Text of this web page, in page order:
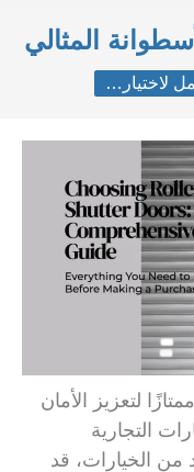
المثالي
لاختيار…
لتعزيز الأمان
التجارية
من الخيارات، قد